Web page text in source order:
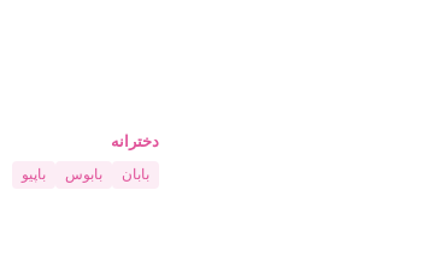
دخترانه
بابان بابوس باپیو